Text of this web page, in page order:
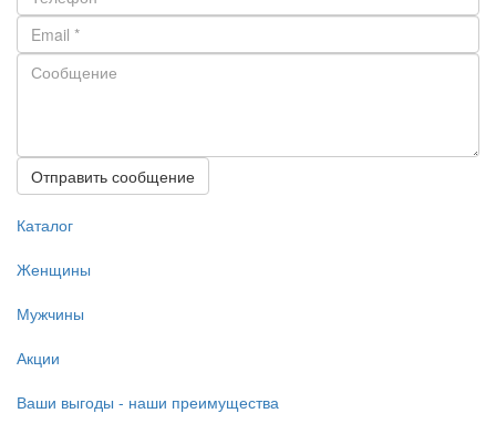
Отправить сообщение
Каталог
Женщины
Мужчины
Акции
Ваши выгоды - наши преимущества